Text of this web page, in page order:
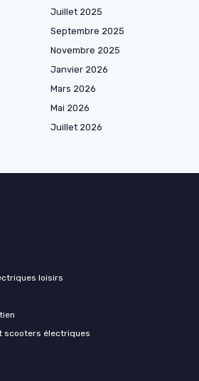
Juillet 2025
Septembre 2025
Novembre 2025
Janvier 2026
Mars 2026
Mai 2026
Juillet 2026
loisirs
scooters électriques